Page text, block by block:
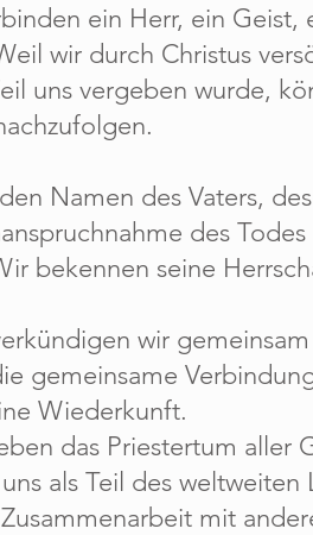
ein Herr, ein
wir durch Christus
uns vergeben wurde,
Namen des Vaters,
des
bekennen seine
wir
gemeinsame
Wiederkunft.
das Priestertum aller
als Teil des
mit